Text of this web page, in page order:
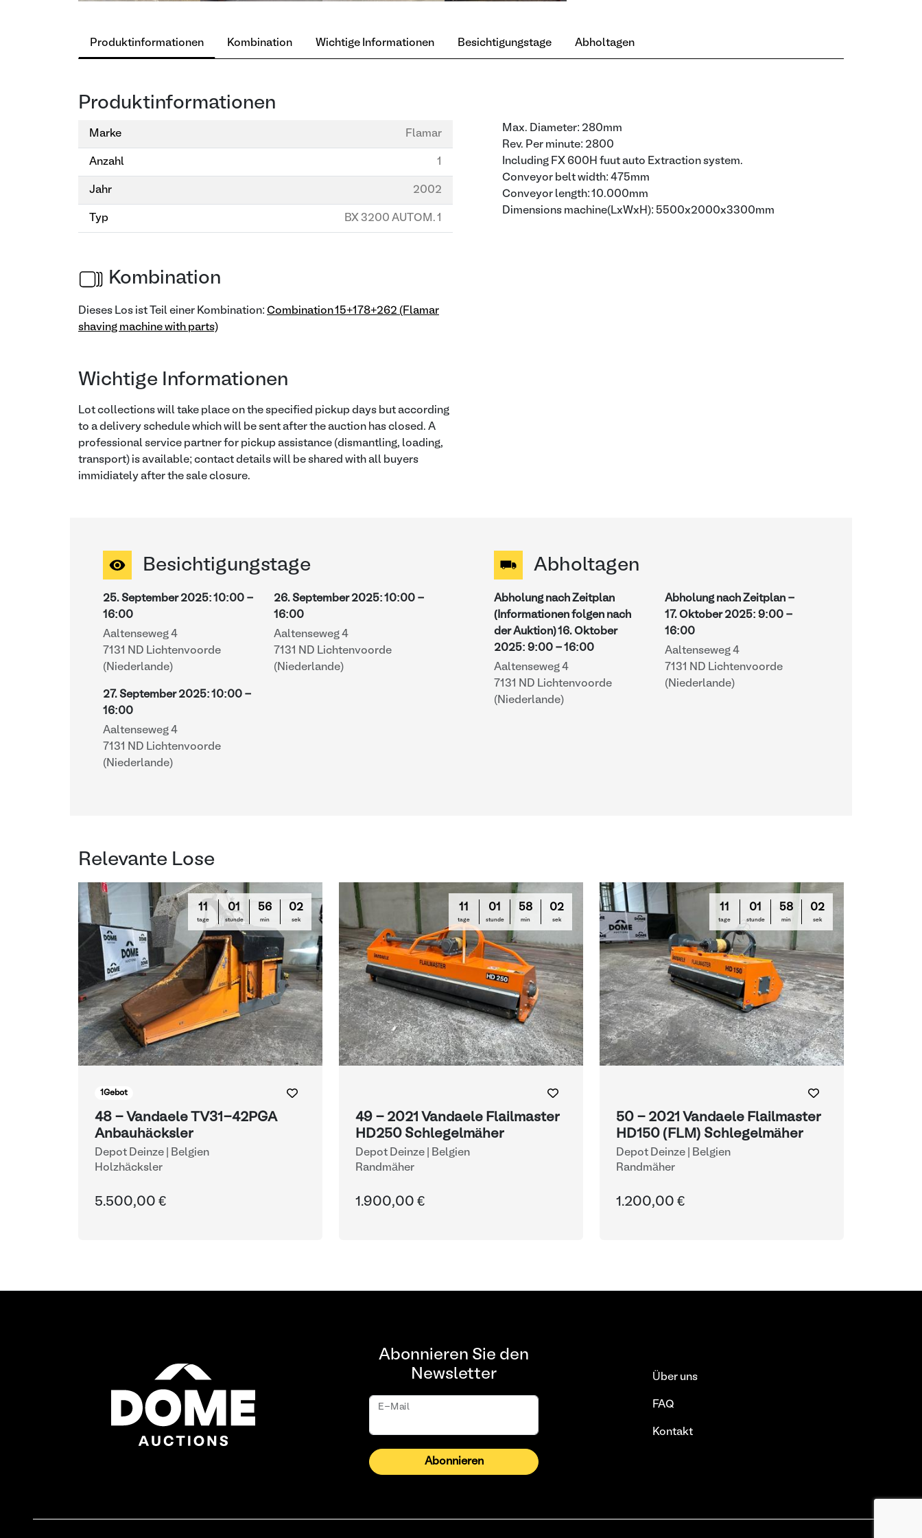
Produktinformationen Kombination Wichtige Informationen Besichtigungstage Abholtagen
Produktinformationen
Marke Flamar
Anzahl 1
Jahr 2002
Typ BX 3200 AUTOM. 1
Kombination
Dieses Los ist Teil einer Kombination: Combination 15+178+262 (Flamar
shaving machine with parts)
Wichtige Informationen
Lot collections will take place on the specified pickup days but according
to a delivery schedule which will be sent after the auction has closed. A
professional service partner for pickup assistance (dismantling, loading,
transport) is available; contact details will be shared with all buyers
immidiately after the sale closure.
Max. Diameter: 280mm
Rev. Per minute: 2800
Including FX 600H fuut auto Extraction system.
Conveyor belt width: 475mm
Conveyor length: 10.000mm
Dimensions machine(LxWxH): 5500x2000x3300mm
Besichtigungstage
25. September 2025: 10:00 -
16:00
Aaltenseweg 4
7131 ND Lichtenvoorde
(Niederlande)
26. September 2025: 10:00 -
16:00
Aaltenseweg 4
7131 ND Lichtenvoorde
(Niederlande)
27. September 2025: 10:00 -
16:00
Aaltenseweg 4
7131 ND Lichtenvoorde
(Niederlande)
Abholtagen
Abholung nach Zeitplan
(Informationen folgen nach
der Auktion)16. Oktober
2025: 9:00 - 16:00
Aaltenseweg 4
7131 ND Lichtenvoorde
(Niederlande)
Abholung nach Zeitplan -
17. Oktober 2025: 9:00 -
16:00
Aaltenseweg 4
7131 ND Lichtenvoorde
(Niederlande)
Relevante Lose
11
tage
01
stunde
56
min
01
sek
1 Gebot
48 - Vandaele TV31-42PGA
Anbauhäcksler
Depot Deinze | Belgien
Holzhäcksler
5.500,00 €
11
tage
01
stunde
58
min
01
sek
49 - 2021 Vandaele Flailmaster
HD250 Schlegelmäher
Depot Deinze | Belgien
Randmäher
1.900,00 €
11
tage
01
stunde
58
min
01
sek
50 - 2021 Vandaele Flailmaster
HD150 (FLM) Schlegelmäher
Depot Deinze | Belgien
Randmäher
1.200,00 €
Abonnieren Sie den
Newsletter
E-Mail
Abonnieren
Über uns
FAQ
Kontakt